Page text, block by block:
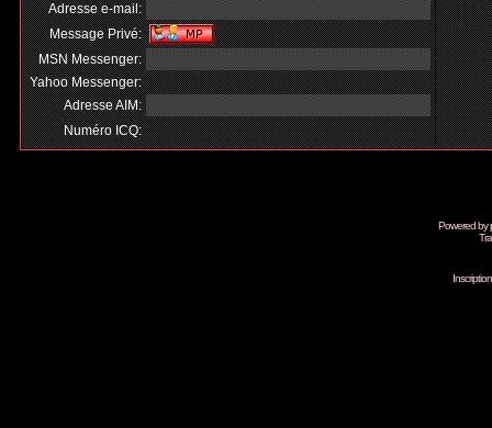
Adresse e-mail:
Message Privé:
MSN Messenger:
Yahoo Messenger:
Adresse AIM:
Numéro ICQ:
Powered by